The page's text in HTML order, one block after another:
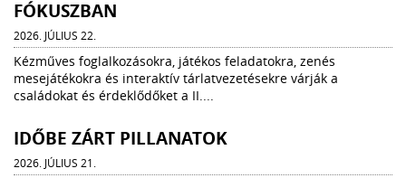
FÓKUSZBAN
2026. JÚLIUS 22.
Kézműves foglalkozásokra, játékos feladatokra, zenés
mesejátékokra és interaktív tárlatvezetésekre várják a
családokat és érdeklődőket a II....
IDŐBE ZÁRT PILLANATOK
2026. JÚLIUS 21.